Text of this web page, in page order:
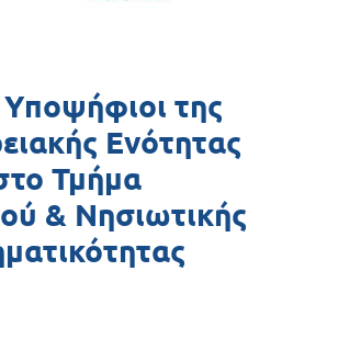
της
Ενότητας
Τμήμα
& Νησιωτικής